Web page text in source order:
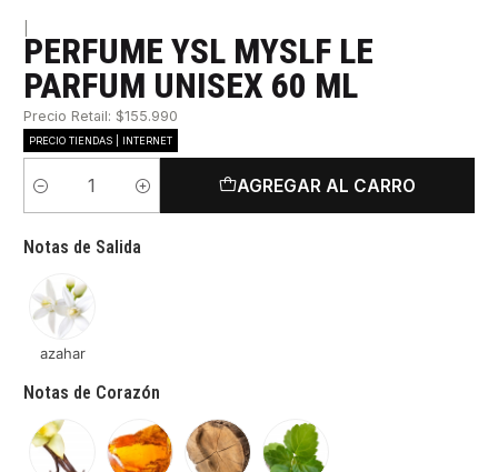
PERFUME YSL MYSLF LE
PARFUM UNISEX 60 ML
Precio Retail: $155.990
PRECIO TIENDAS | INTERNET
Cantidad
AGREGAR AL CARRO
Notas de Salida
azahar
Notas de Corazón